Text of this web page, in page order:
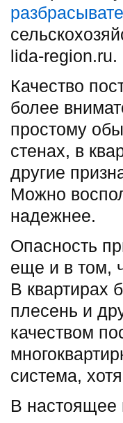
lida-region.ru.
Качество
более
простому
стенах, в
другие
Можно
надежнее.
Опасность
еще и в том,
В квартирах
плесень и
качеством
система,
В настоящее